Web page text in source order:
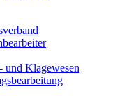
und Klagewesen